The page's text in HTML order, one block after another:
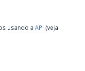
usando a API (veja